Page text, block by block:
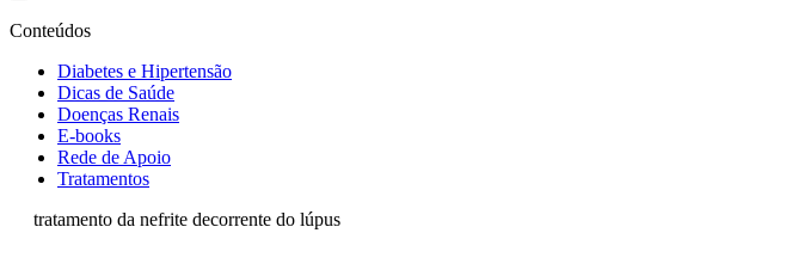
Conteúdos
Diabetes e Hipertensão
Dicas de Saúde
Doenças Renais
E-books
Rede de Apoio
Tratamentos
tratamento da nefrite decorrente do lúpus